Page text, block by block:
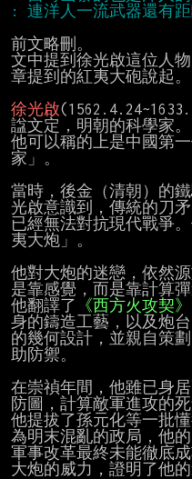
前文略刪。
文中提到徐光啟這位人
章提到的紅夷大砲說起。
徐光啟
諡文定，明朝的科學家。
他可以稱的上是中國第
家」。
當時，後金（清朝）的
光啟意識到，傳統的刀矛
已經無法對抗現代戰爭
夷大炮」。
他對大炮的迷戀，依然
是靠感覺，而是靠計算彈
他翻譯了
《西方火攻契》
身的鑄造工藝，以及炮台
的幾何設計，並親自策
助防禦。
在崇禎年間，他雖已身
防圖，計算敵軍進攻的死
他提拔了孫元化等一批
為明末混亂的政局，他的
軍事改革最終未能徹底
大炮的威力，證明了他的